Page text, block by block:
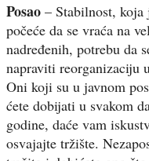
Posao – Stabilnost,
počeće da se vraća na
nadređenih, potrebu da
napraviti reorganizaciju
Oni koji su u javnom
ćete dobijati u svakom
godine, daće vam
osvajajte tržište.